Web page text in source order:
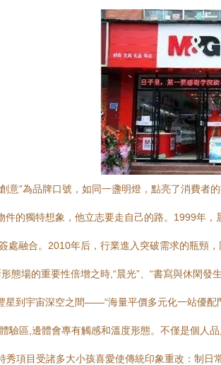
意”為品牌口號，如同一盞明燈，點亮了消費
件的獨特想象，他立志要走自己的路。1999年
處融合。2010年后，行業進入突破需求的瓶
態場的重要性倍增之時,“晨光”、“書寫與休閑
星到宇宙深空之間——“海量平價多元化一站優
區,邊體會專有觸感和溫度形態。不僅是個人
項目受諸多大小孩喜愛使傳統印象重改：制